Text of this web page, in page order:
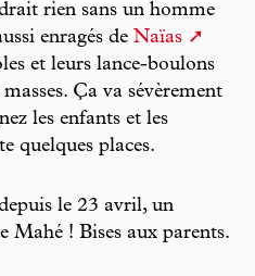
rien sans un homme
enragés de Naïas
et leurs lance-boulons
Ça va sévèrement
les enfants et les
quelques places.
le 23 avril, un
Mahé ! Bises aux parents.